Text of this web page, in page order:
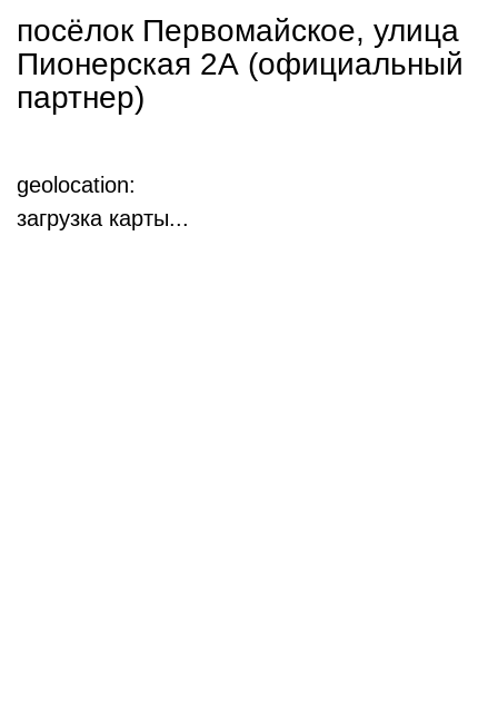
посёлок Первомайское, улица
Пионерская 2А (официальный
партнер)
geolocation:
загрузка карты...